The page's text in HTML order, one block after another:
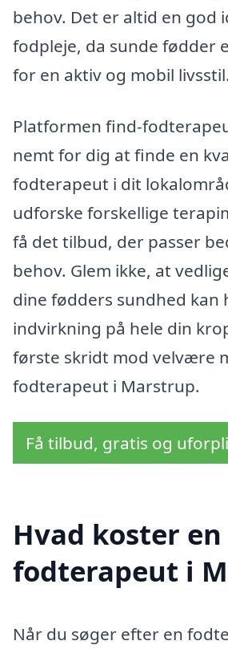
behov. Det er altid en god
fodpleje, da sunde fødder
for en aktiv og mobil livsstil.
Platformen find-
nemt for dig at finde en
fodterapeut i dit
udforske forskellige
få det tilbud, der passer
behov. Glem ikke, at
dine fødders sundhed kan
indvirkning på hele din
første skridt mod velvære
fodterapeut i Marstrup.
Få tilbud, gratis og
Hvad koster en
fodterapeut i
Når du søger efter en